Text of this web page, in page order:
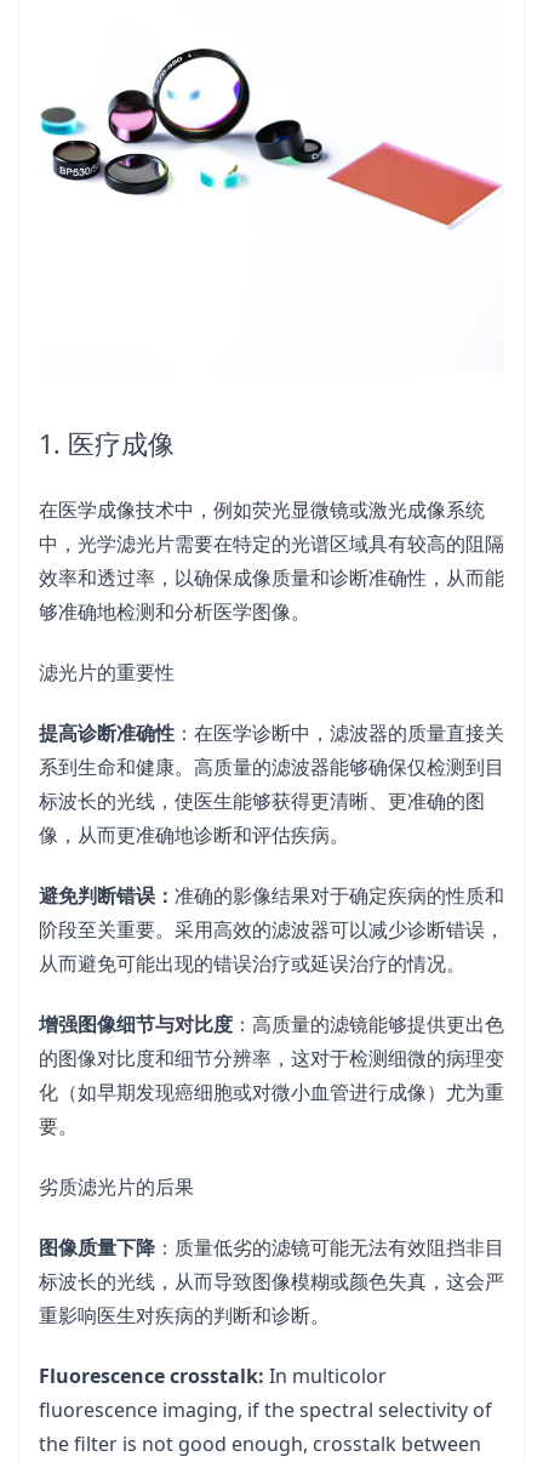
1. 医疗成像
在医学成像技术中，例如荧光显微镜或激光成像系统
中，光学滤光片需要在特定的光谱区域具有较高的阻隔
效率和透过率，以确保成像质量和诊断准确性，从而能
够准确地检测和分析医学图像。
滤光片的重要性
提高诊断准确性 ：在医学诊断中，滤波器的质量直接关
系到生命和健康。高质量的滤波器能够确保仅检测到目
标波长的光线，使医生能够获得更清晰、更准确的图
像，从而更准确地诊断和评估疾病。
避免判断错误： 准确的影像结果对于确定疾病的性质和
阶段至关重要。采用高效的滤波器可以减少诊断错误，
从而避免可能出现的错误治疗或延误治疗的情况。
增强图像细节与对比度 ：高质量的滤镜能够提供更出色
的图像对比度和细节分辨率，这对于检测细微的病理变
化（如早期发现癌细胞或对微小血管进行成像）尤为重
要。
劣质滤光片的后果
图像质量下降 ：质量低劣的滤镜可能无法有效阻挡非目
标波长的光线，从而导致图像模糊或颜色失真，这会严
重影响医生对疾病的判断和诊断。
Fluorescence crosstalk: In multicolor
fluorescence imaging, if the spectral selectivity of
the filter is not good enough, crosstalk between